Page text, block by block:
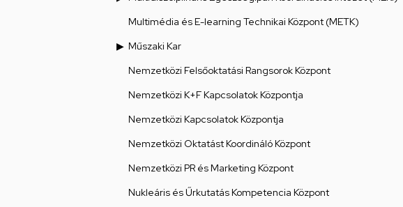
Multimédia és E-learning Technikai Központ (METK)
Műszaki Kar
Nemzetközi Felsőoktatási Rangsorok Központ
Nemzetközi K+F Kapcsolatok Központja
Nemzetközi Kapcsolatok Központja
Nemzetközi Oktatást Koordináló Központ
Nemzetközi PR és Marketing Központ
Nukleáris és Űrkutatás Kompetencia Központ